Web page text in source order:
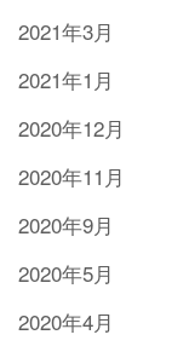
2021年3月
2021年1月
2020年12月
2020年11月
2020年9月
2020年5月
2020年4月